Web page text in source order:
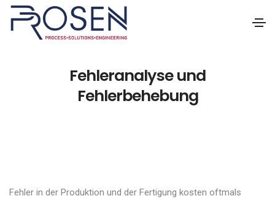
Fehleranalyse und
Fehlerbehebung
Fehler in der Produktion und der Fertigung kosten oftmals